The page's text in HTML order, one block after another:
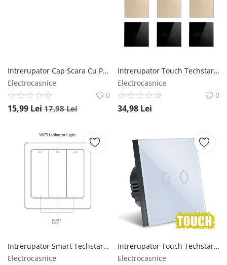
Intrerupator Cap Scara Cu Panou din Sticla Securizata Techstar® TGS 01, 220V, 16A, 86 x 86 mm, Negru, cu 1 Modul Techstar
Electrocasnice
0
15,99 Lei 17,98Lei
Intrerupator Touch Techstar®, Sticla Securizata, Design Modern, Iluminare LED, 3 Faze, Alb Techstar
Electrocasnice
0
34,98 Lei
Intrerupator Smart Techstar®, Wireless 2.4GHz, Button cu Revenire, Design Classic, Iluminare LED, 2 Faze, cu NUL, Alb Techstar
Electrocasnice
Intrerupator Touch Techstar®, Sticla Securizata, Design Modern, Iluminare LED, 2 Faze, Alb Techstar
Electrocasnice